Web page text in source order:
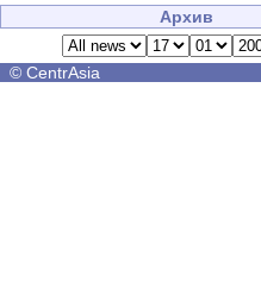
Архив
© CentrAsia